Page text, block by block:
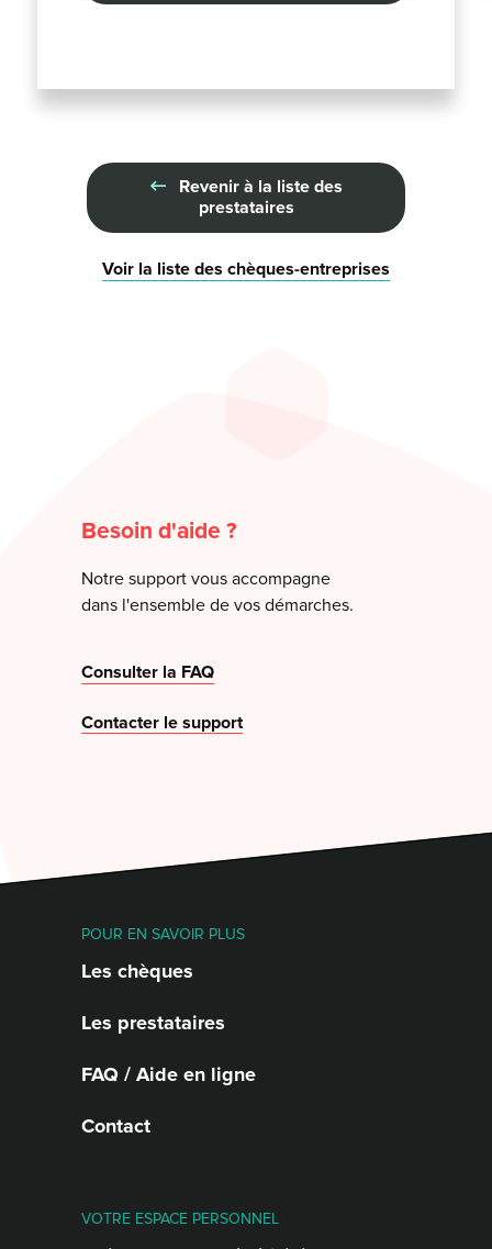
Revenir à la liste des
prestataires
Voir la liste des chèques-entreprises
Besoin d'aide ?
Notre support vous accompagne
dans l'ensemble de vos démarches.
Consulter la FAQ
Contacter le support
POUR EN SAVOIR PLUS
Les chèques
Les prestataires
FAQ / Aide en ligne
Contact
VOTRE ESPACE PERSONNEL